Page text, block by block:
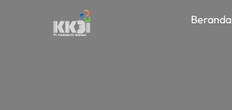
Beranda